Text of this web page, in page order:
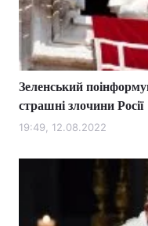
Зеленський
страшні злочини Росії
19:49, 12.08.2022